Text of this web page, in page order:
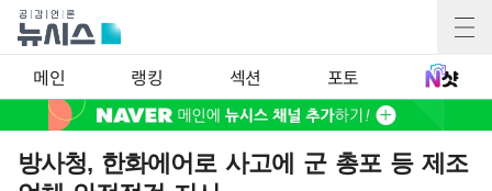
메인 랭킹 섹션 포토
방사청, 한화에어로 사고에 군 총포 등 제조